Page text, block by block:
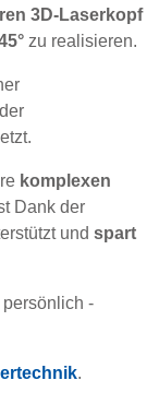
3D-Laserkopf
zu realisieren.
komplexen
Dank der
und spart
-
.